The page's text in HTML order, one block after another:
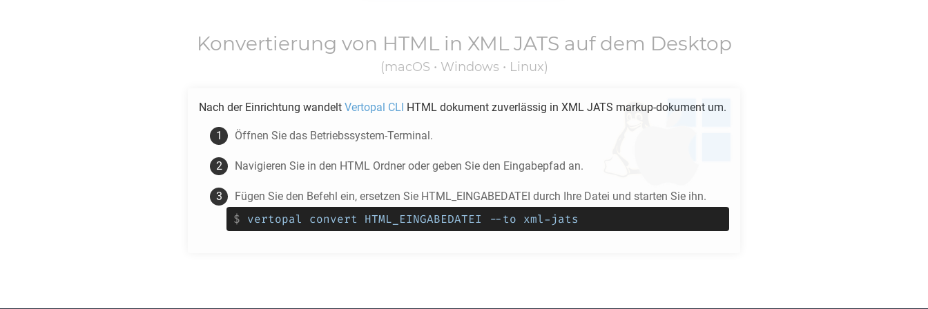
Konvertierung von HTMLin XML JATS auf dem Desktop
(macOS • Windows • Linux)
Nach der Einrichtung wandelt Vertopal CLI HTML dokument zuverlässig in XML JATS markup-dokument um.
Öffnen Sie das Betriebssystem-Terminal.
Navigieren Sie in den HTML Ordner oder geben Sie den Eingabepfad an.
Fügen Sie den Befehl ein, ersetzen Sie HTML_EINGABEDATEI durch Ihre Datei und starten Sie ihn.
$ vertopal convert HTML_EINGABEDATEI --to xml-jats